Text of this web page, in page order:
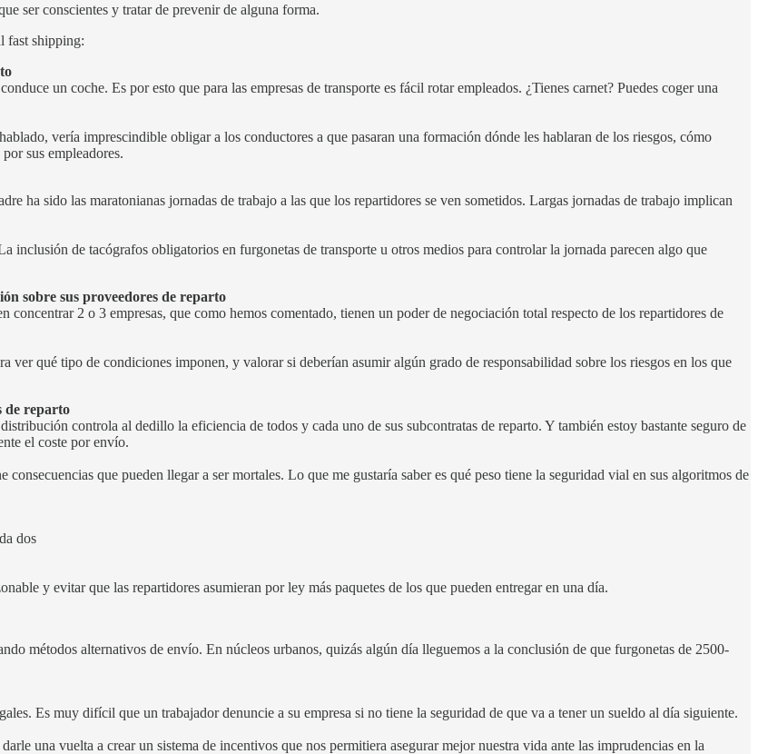
ser conscientes y tratar de prevenir de alguna forma.
fast shipping:
un coche. Es por esto que para las empresas de transporte es fácil rotar empleados. ¿Tienes carnet? Puedes coger una
vería imprescindible obligar a los conductores a que pasaran una formación dónde les hablaran de los riesgos, cómo
sus empleadores.
ha sido las maratonianas jornadas de trabajo a las que los repartidores se ven sometidos. Largas jornadas de trabajo implican
inclusión de tacógrafos obligatorios en furgonetas de transporte u otros medios para controlar la jornada parecen algo que
sobre sus proveedores de reparto
2 o 3 empresas, que como hemos comentado, tienen un poder de negociación total respecto de los repartidores de
ver qué tipo de condiciones imponen, y valorar si deberían asumir algún grado de responsabilidad sobre los riesgos en los que
de reparto
controla al dedillo la eficiencia de todos y cada uno de sus subcontratas de reparto. Y también estoy bastante seguro de
el coste por envío.
que pueden llegar a ser mortales. Lo que me gustaría saber es qué peso tiene la seguridad vial en sus algoritmos de
dos
y evitar que las repartidores asumieran por ley más paquetes de los que pueden entregar en una día.
métodos alternativos de envío. En núcleos urbanos, quizás algún día lleguemos a la conclusión de que furgonetas de 2500-
Es muy difícil que un trabajador denuncie a su empresa si no tiene la seguridad de que va a tener un sueldo al día siguiente.
una vuelta a crear un sistema de incentivos que nos permitiera asegurar mejor nuestra vida ante las imprudencias en la